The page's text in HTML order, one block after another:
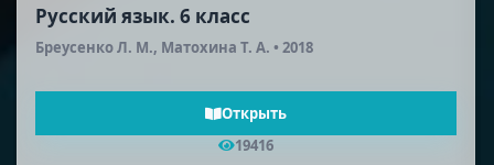
Русский язык. 6 класс
Бреусенко Л. М., Матохина Т. А. • 2018
Открыть
19416